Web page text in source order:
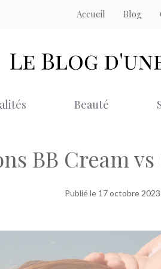
Accueil Blog
Beauté
BB Cream
Publié le 17 octobre 2023